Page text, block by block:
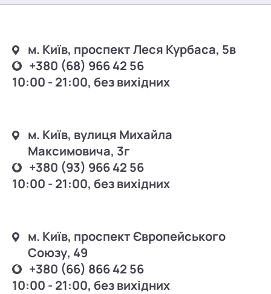
м. Київ, проспект Леся Курбаса, 5в
+380 (68) 966 42 56
10:00 - 21:00, без вихідних
м. Київ, вулиця Михайла
Максимовича, 3г
+380 (93) 966 42 56
10:00 - 21:00, без вихідних
м. Київ, проспект Європейського
Союзу, 49
+380 (66) 866 42 56
10:00 - 21:00, без вихідних